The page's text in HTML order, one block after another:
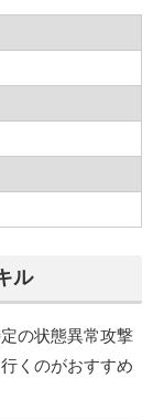
ル
の状態異常攻撃
くのがおすすめ